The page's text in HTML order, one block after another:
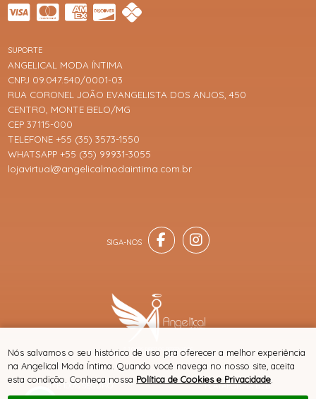
SITE 100% SEGURO PLATAFORMA B2B
SUPORTE
ANGELICAL MODA ÍNTIMA
CNPJ 09.047.540/0001-03
RUA CORONEL JOÃO EVANGELISTA DOS ANJOS, 450
CENTRO, MONTE BELO/MG
CEP 37115-000
TELEFONE +55 (35) 3573-1550
WHATSAPP +55 (35) 99931-3055
lojavirtual@angelicalmodaintima.com.br
® TODOS DIREITOS RESERVADOS
Nós salvamos o seu histórico de uso pra oferecer a melhor experiência
na Angelical Moda Íntima. Quando você navega no nosso site, aceita
esta condição. Conheça nossa Política de Cookies e Privacidade